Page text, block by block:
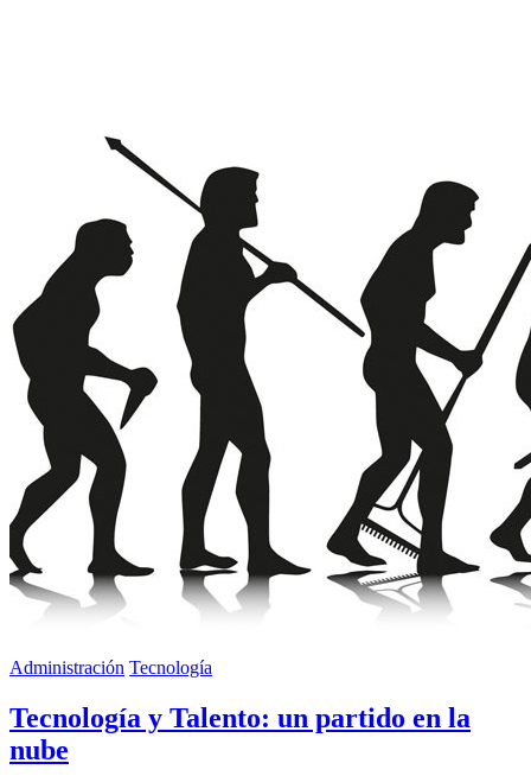
Administración Tecnología
Tecnología y Talento: un partido en la
nube